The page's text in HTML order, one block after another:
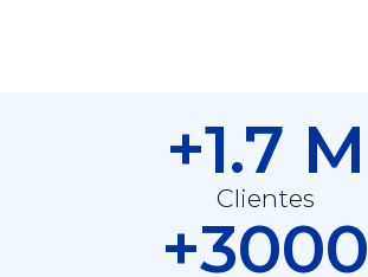
+1.7 M
Clientes
+3000